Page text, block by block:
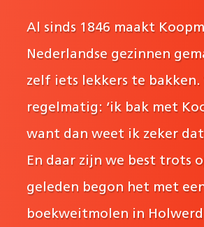
Al sinds 1846 maakt
Nederlandse gezinnen
zelf iets lekkers te bakken.
regelmatig: ‘ik bak met
want dan weet ik zeker
En daar zijn we best trots
geleden begon het met
boekweitmolen in